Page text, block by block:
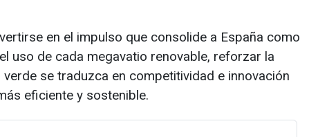
en el impulso que consolide a España como
uso de cada megavatio renovable, reforzar la
se traduzca en competitividad e innovación
eficiente y sostenible.